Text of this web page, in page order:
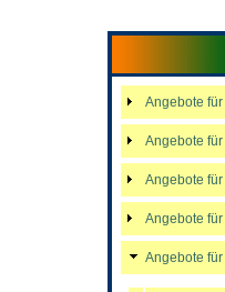
Angebote
Angebote für
Angebote
Angebote
Angebote